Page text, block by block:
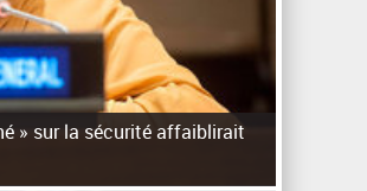
» sur la sécurité affaiblirait